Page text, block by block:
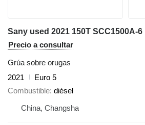
Sany used 2021 150T SCC1500A-6
Precio a consultar
Grúa sobre orugas
2021
Euro 5
Combustible diésel
China, Changsha